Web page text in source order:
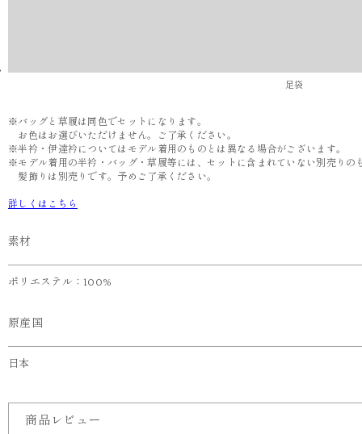
足袋
※バッグと草履は同色でセットになります。
お色はお選びいただけません。ご了承ください。
※半衿・伊達衿についてはモデル着用のものとは異なる場合がございます。
※モデル着用の半衿・バッグ・草履等には、セットに含まれていない別売りの
髪飾りは別売りです。予めご了承ください。
詳しくはこちら
素材
ポリエステル：100%
原産国
日本
商品レビュー